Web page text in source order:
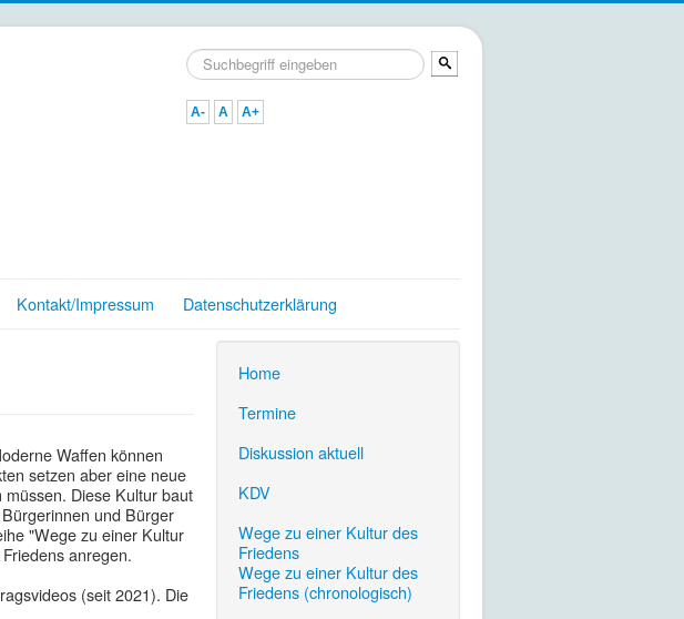
Suchen
...
A- A A+
Kontakt/Impressum Datenschutzerklärung
Waffen können
setzen aber eine neue
Diese Kultur baut
und Bürger
"Wege zu einer Kultur
anregen.
(seit 2021). Die
Home
Termine
Diskussion aktuell
KDV
Wege zu einer Kultur des
Friedens
Wege zu einer Kultur des
Friedens (chronologisch)